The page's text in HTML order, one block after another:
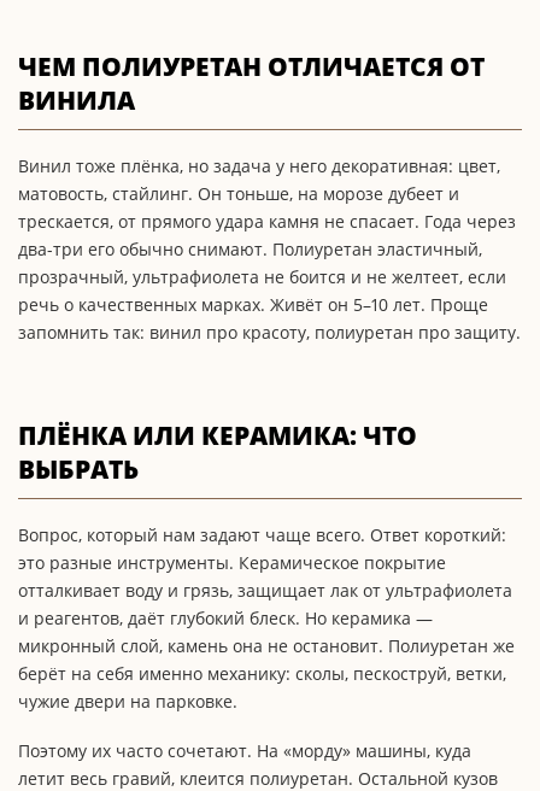
ЧЕМ ПОЛИУРЕТАН ОТЛИЧАЕТСЯ ОТ
ВИНИЛА
Винил тоже плёнка, но задача у него декоративная: цвет,
матовость, стайлинг. Он тоньше, на морозе дубеет и
трескается, от прямого удара камня не спасает. Года через
два-три его обычно снимают. Полиуретан эластичный,
прозрачный, ультрафиолета не боится и не желтеет, если
речь о качественных марках. Живёт он 5–10 лет. Проще
запомнить так: винил про красоту, полиуретан про защиту.
ПЛЁНКА ИЛИ КЕРАМИКА: ЧТО
ВЫБРАТЬ
Вопрос, который нам задают чаще всего. Ответ короткий:
это разные инструменты. Керамическое покрытие
отталкивает воду и грязь, защищает лак от ультрафиолета
и реагентов, даёт глубокий блеск. Но керамика —
микронный слой, камень она не остановит. Полиуретан же
берёт на себя именно механику: сколы, пескоструй, ветки,
чужие двери на парковке.
Поэтому их часто сочетают. На «морду» машины, куда
летит весь гравий, клеится полиуретан. Остальной кузов